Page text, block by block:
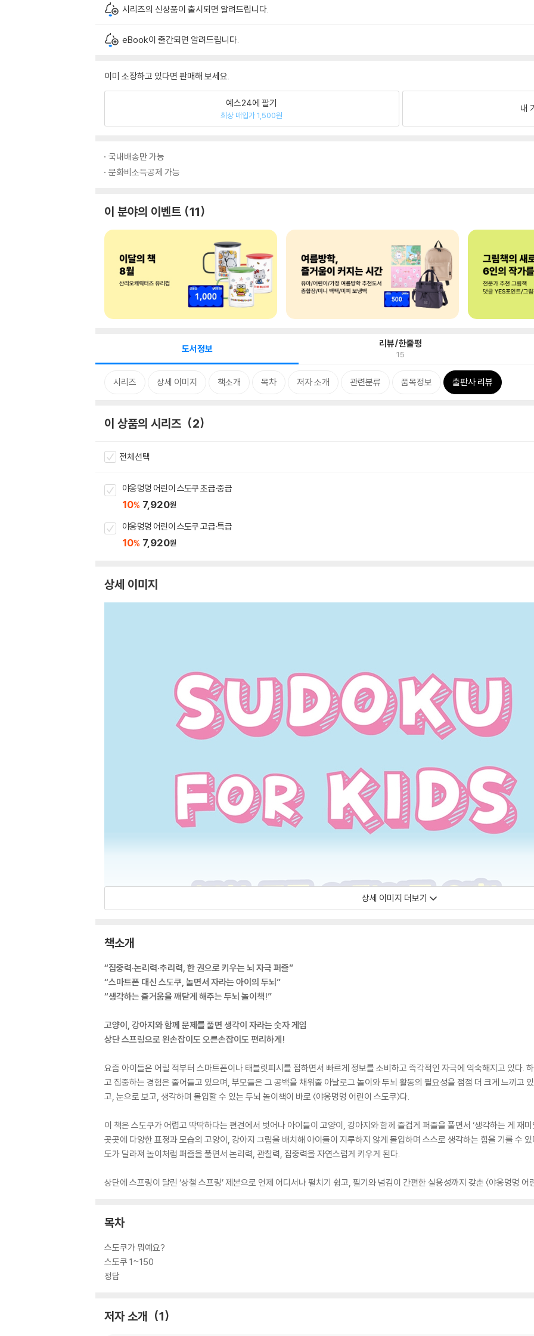
시리즈의 신상품이 출시되면 알려드립니다.
eBook이 출간되면 알려드립니다.
이미 소장하고 있다면 판매해 보세요.
예스24에 팔기
최상 매입가 1,500원
내
국내배송만 가능
문화비소득공제 가능
이 분야의 이벤트 11
도서정보 리뷰/한줄평
15
시리즈 상세 이미지 책소개 목차 저자 소개 관련분류 품목정보 출판사 리뷰
이 상품의 시리즈 2
전체선택
야옹멍멍 어린이 스도쿠 초급·중급
10% 7,920원
야옹멍멍 어린이 스도쿠 고급·특급
10% 7,920원
상세 이미지
상세 이미지 더보기
책소개
“집중력·논리력·추리력, 한 권으로 키우는 뇌 자극 퍼즐”
“스마트폰 대신 스도쿠, 놀면서 자라는 아이의 두뇌”
“생각하는 즐거움을 깨닫게 해주는 두뇌 놀이책!”
고양이, 강아지와 함께 문제를 풀면 생각이 자라는 숫자 게임
상단 스프링으로 왼손잡이도 오른손잡이도 편리하게!
요즘 아이들은 어릴 적부터 스마트폰이나 태블릿피시를 접하면서 빠르게 정보를 소비하고 즉각적인 자극에 익숙해지고 있다.
고 집중하는 경험은 줄어들고 있으며, 부모들은 그 공백을 채워줄 아날로그 놀이와 두뇌 활동의 필요성을 점점 더 크게 느끼고
고, 눈으로 보고, 생각하며 몰입할 수 있는 두뇌 놀이책이 바로 〈야옹멍멍 어린이 스도쿠〉다.
이 책은 스도쿠가 어렵고 딱딱하다는 편견에서 벗어나 아이들이 고양이, 강아지와 함께 즐겁게 퍼즐을 풀면서 ‘생각하는 게 재
곳곳에 다양한 표정과 모습의 고양이, 강아지 그림을 배치해 아이들이 지루하지 않게 몰입하며 스스로 생각하는 힘을 기를 수
도가 달라져 놀이처럼 퍼즐을 풀면서 논리력, 관찰력, 집중력을 자연스럽게 키우게 된다.
상단에 스프링이 달린 ‘상철 스프링’ 제본으로 언제 어디서나 펼치기 쉽고, 필기와 넘김이 간편한 실용성까지 갖춘 〈야옹멍멍 어
목차
스도쿠가 뭐예요?
스도쿠 1~150
정답
저자 소개 1